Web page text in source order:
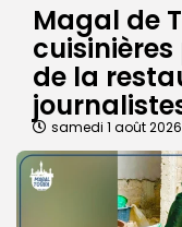
Magal de
de la
samedi 1 août 2026